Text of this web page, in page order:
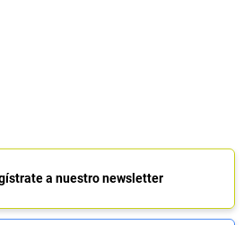
a nuestro newsletter